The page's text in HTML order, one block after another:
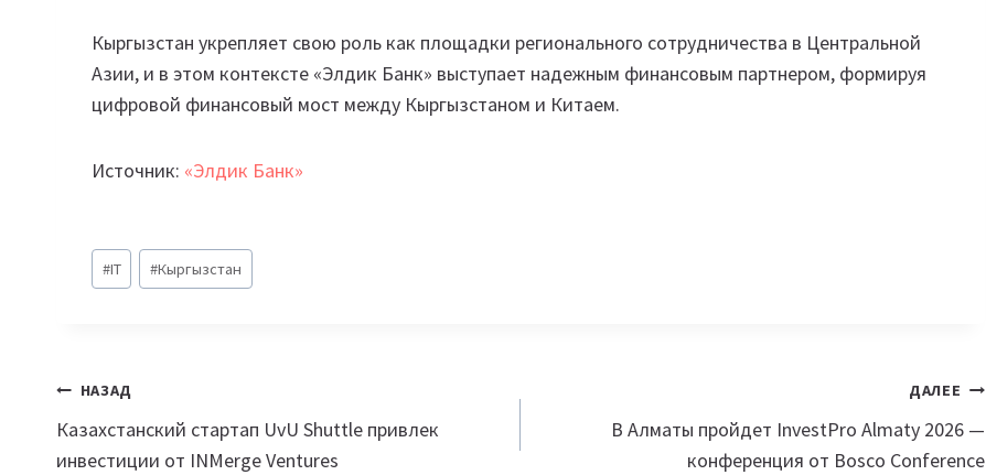
Кыргызстан укрепляет свою роль как площадки регионального сотрудничества в Центральной
Азии, и в этом контексте «Элдик Банк» выступает надежным финансовым партнером, формируя
цифровой финансовый мост между Кыргызстаном и Китаем.
Источник: «Элдик Банк»
Метки
записи:
#IT #Кыргызстан
Навигация
по
НАЗАД
Казахстанский стартап UvU Shuttle привлек
инвестиции от INMerge Ventures
ДАЛЕЕ
В Алматы пройдет InvestPro Almaty 2026 —
конференция от Bosco Conference